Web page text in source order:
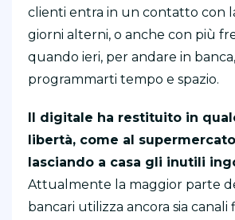
clienti entra in un contatto con
giorni alterni, o anche con più
quando ieri, per andare in
programmarti tempo e spazio.
Il digitale ha restituito in
libertà, come al
lasciando a casa gli inutili
Attualmente la maggior parte
bancari utilizza ancora sia canali